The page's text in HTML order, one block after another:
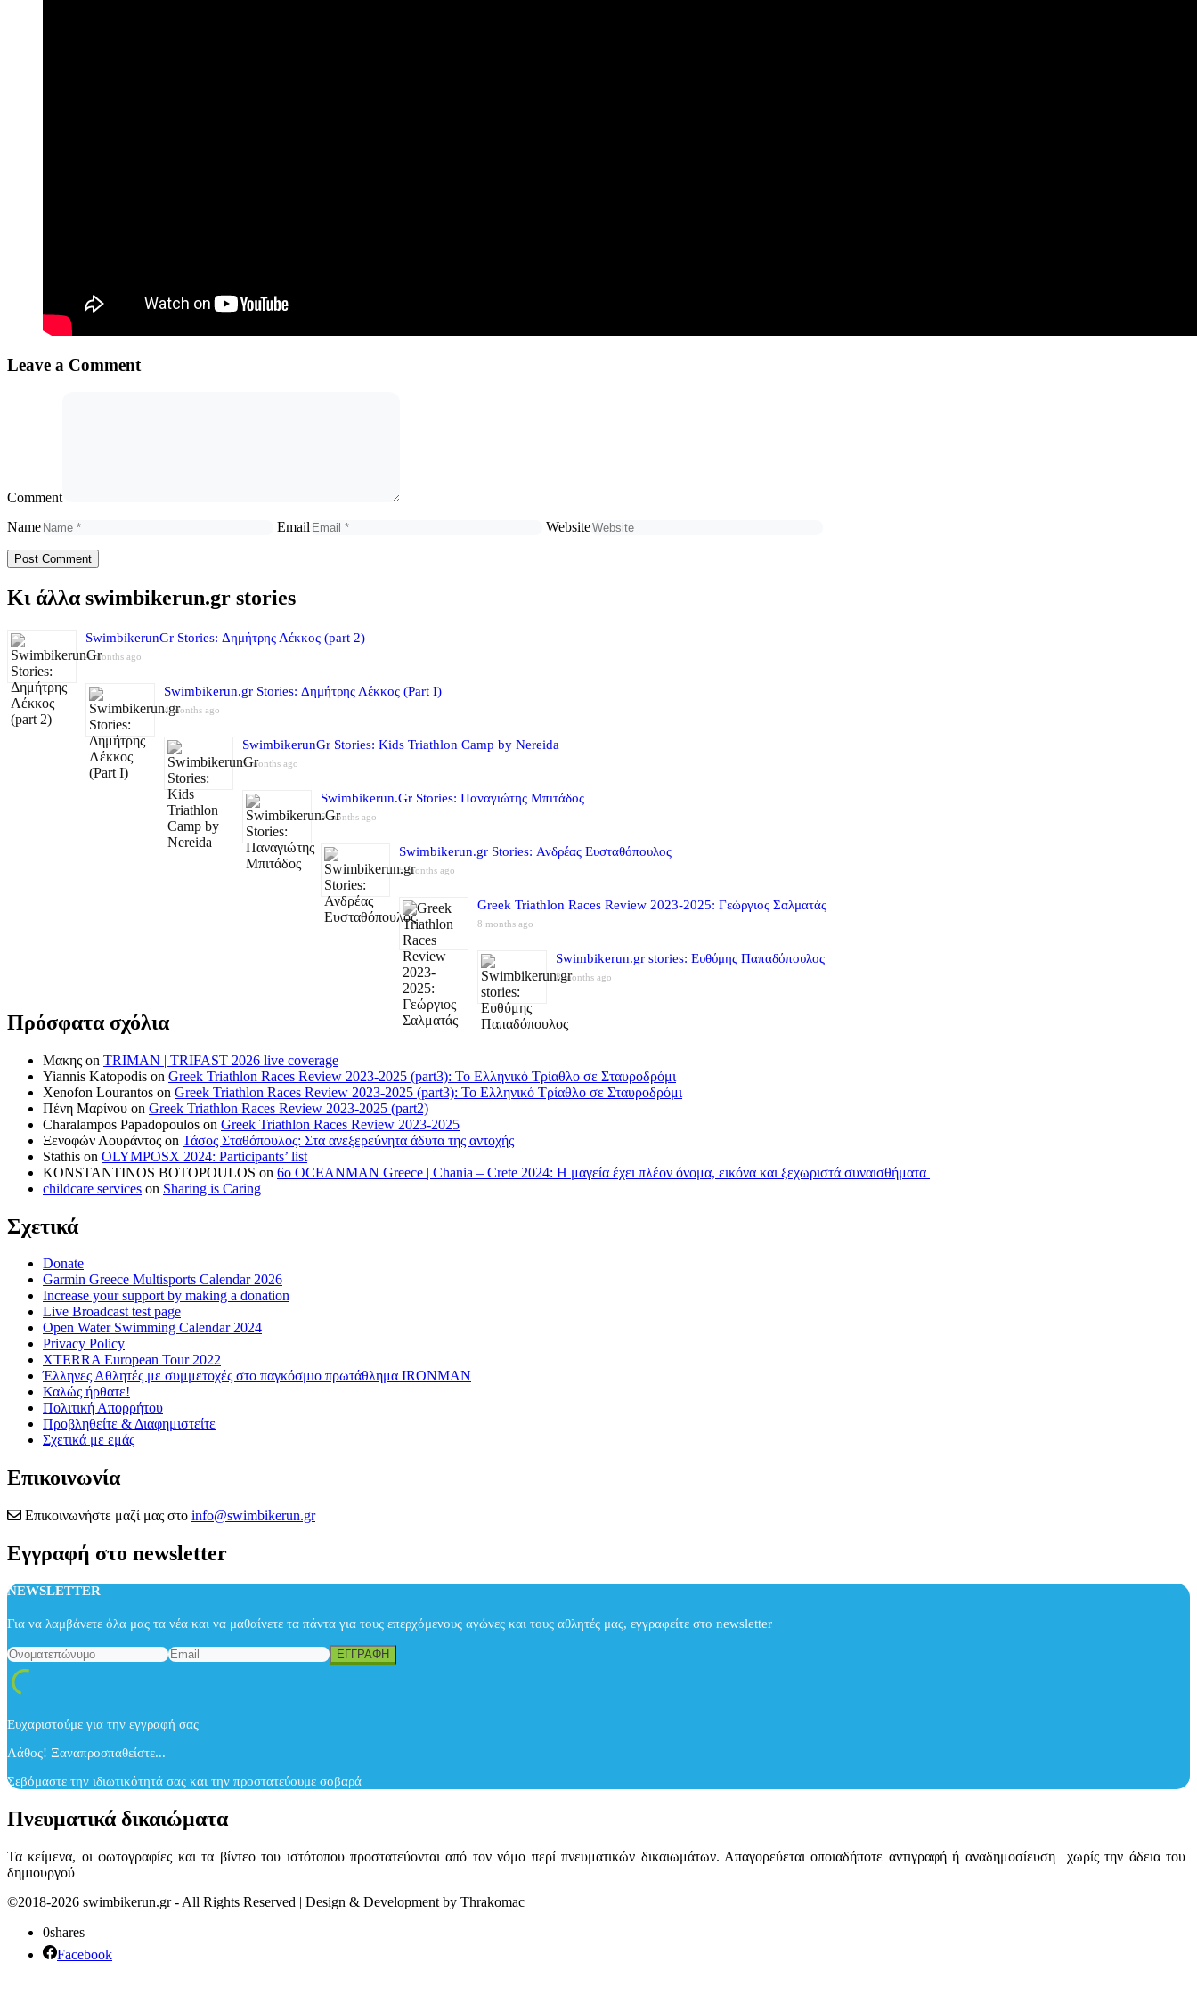
Leave a Comment
Comment
Name
Email Website
Κι άλλα swimbikerun.gr stories
SwimbikerunGr Stories: Δημήτρης Λέκκος (part 2)
4 months ago
Swimbikerun.gr Stories: Δημήτρης Λέκκος (Part I)
4 months ago
SwimbikerunGr Stories: Kids Triathlon Camp by Nereida
5 months ago
Swimbikerun.Gr Stories: Παναγιώτης Μπιτάδος
5 months ago
Swimbikerun.gr Stories: Ανδρέας Ευσταθόπουλος
5 months ago
Greek Triathlon Races Review 2023-2025: Γεώργιος Σαλματάς
8 months ago
Swimbikerun.gr stories: Ευθύμης Παπαδόπουλος
8 months ago
Πρόσφατα σχόλια
Μακης on TRIMAN | TRIFAST 2026 live coverage
Yiannis Katopodis on Greek Triathlon Races Review 2023-2025 (part3): Το Ελληνικό Τρίαθλο σε Σταυροδρόμι
Xenofon Lourantos on Greek Triathlon Races Review 2023-2025 (part3): Το Ελληνικό Τρίαθλο σε Σταυροδρόμι
Πένη Μαρίνου on Greek Triathlon Races Review 2023-2025 (part2)
Charalampos Papadopoulos on Greek Triathlon Races Review 2023-2025
Ξενοφών Λουράντος on Τάσος Σταθόπουλος: Στα ανεξερεύνητα άδυτα της αντοχής
Stathis on OLYMPOSX 2024: Participants’ list
KONSTANTINOS BOTOPOULOS on 6ο OCEANMAN Greece | Chania – Crete 2024: Η μαγεία έχει πλέον όνομα, εικόνα και ξεχωριστά συναισθήματα
childcare services on Sharing is Caring
Σχετικά
Donate
Garmin Greece Multisports Calendar 2026
Increase your support by making a donation
Live Broadcast test page
Open Water Swimming Calendar 2024
Privacy Policy
XTERRA European Tour 2022
Έλληνες Αθλητές με συμμετοχές στο παγκόσμιο πρωτάθλημα IRONMAN
Καλώς ήρθατε!
Πολιτική Απορρήτου
Προβληθείτε & Διαφημιστείτε
Σχετικά με εμάς
Επικοινωνία
Επικοινωνήστε μαζί μας στο info@swimbikerun.gr
Εγγραφή στο newsletter
NEWSLETTER
Για να λαμβάνετε όλα μας τα νέα και να μαθαίνετε τα πάντα για τους επερχόμενους αγώνες και τους αθλητές μας, εγγραφείτε στο newsletter
Ευχαριστούμε για την εγγραφή σας
Λάθος! Ξαναπροσπαθείστε...
Σεβόμαστε την ιδιωτικότητά σας και την προστατεύουμε σοβαρά
Πνευματικά δικαιώματα
Τα κείμενα, οι φωτογραφίες και τα βίντεο του ιστότοπου προστατεύονται από τον νόμο περί πνευματικών δικαιωμάτων. Απαγορεύεται οποιαδήποτε αντιγραφή ή αναδημοσίευση χωρίς την άδεια του
δημιουργού
©2018-2026 swimbikerun.gr - All Rights Reserved | Design & Development by Thrakomac
0shares
Facebook